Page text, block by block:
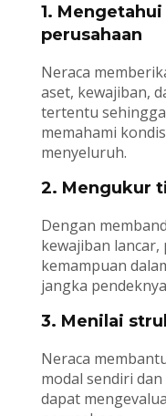
1.
perusahaan
Neraca
aset, kewajiban,
tertentu
memahami
menyeluruh.
2. Mengukur
Dengan
kewajiban
kemampuan
jangka
3. Menilai
Neraca
modal sendiri
dapat